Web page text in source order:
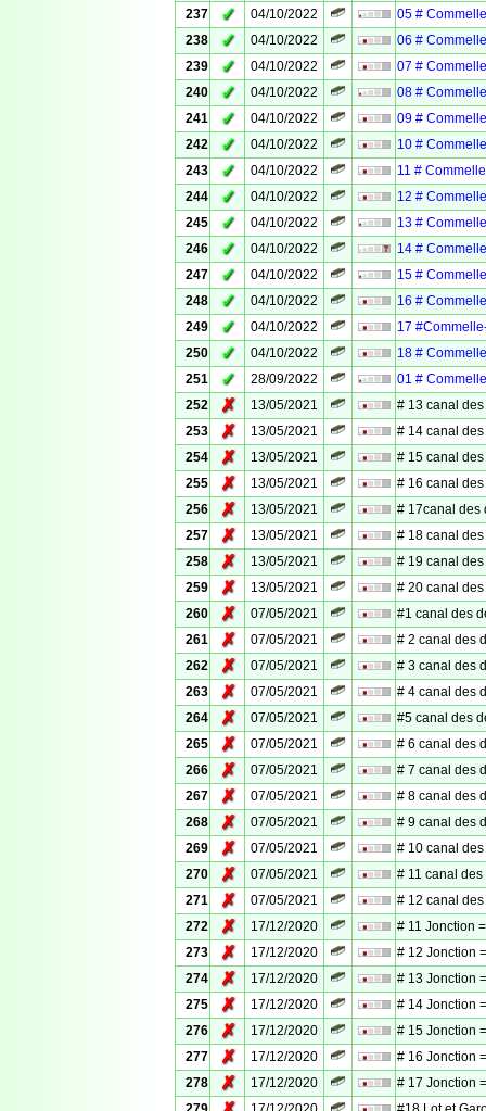
237
✓ 04/10/2022
05 #
238
✓ 04/10/2022
06 #
239
✓ 04/10/2022
07 #
240
✓ 04/10/2022
08 #
241
✓ 04/10/2022
09 #
242
✓ 04/10/2022
10 #
243
✓ 04/10/2022
11 #
244
✓ 04/10/2022
12 #
245
✓ 04/10/2022
13 #
246
✓ 04/10/2022
14 #
247
✓ 04/10/2022
15 #
248
✓ 04/10/2022
16 #
249
✓ 04/10/2022
17
250
✓ 04/10/2022
18 #
251
✓ 28/09/2022
01 #
252
✗ 13/05/2021
# 13 canal
253
✗ 13/05/2021
# 14 canal
254
✗ 13/05/2021
# 15 canal
255
✗ 13/05/2021
# 16 canal
256
✗ 13/05/2021
# 17canal des
257
✗ 13/05/2021
# 18 canal
258
✗ 13/05/2021
# 19 canal
259
✗ 13/05/2021
# 20 canal
260
✗ 07/05/2021
#1 canal des
261
✗ 07/05/2021
# 2 canal des
262
✗ 07/05/2021
# 3 canal des
263
✗ 07/05/2021
# 4 canal des
264
✗ 07/05/2021
#5 canal des
265
✗ 07/05/2021
# 6 canal des
266
✗ 07/05/2021
# 7 canal des
267
✗ 07/05/2021
# 8 canal des
268
✗ 07/05/2021
# 9 canal des
269
✗ 07/05/2021
# 10 canal
270
✗ 07/05/2021
# 11 canal
271
✗ 07/05/2021
# 12 canal
272
✗ 17/12/2020
# 11 Jonction
273
✗ 17/12/2020
# 12 Jonction
274
✗ 17/12/2020
# 13 Jonction
275
✗ 17/12/2020
# 14 Jonction
276
✗ 17/12/2020
# 15 Jonction
277
✗ 17/12/2020
# 16 Jonction
278
✗ 17/12/2020
# 17 Jonction